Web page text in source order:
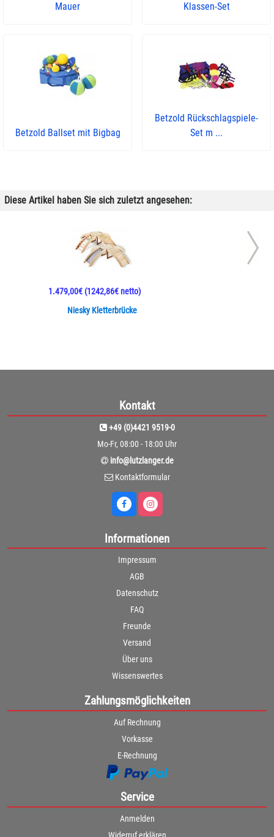
Mauer
Klassen-Set
Betzold Ballset mit Bigbag
Betzold Rückschlagspiele-
Set m ...
Diese Artikel haben Sie sich zuletzt angesehen:
Niesky Kletterbrücke
1.479,00€(1242,86€ netto)
Kontakt
+49 (0)4421 9519-0
Mo-Fr, 08:00 - 18:00 Uhr
info@lutzlanger.de
Kontaktformular
Informationen
Impressum
AGB
Datenschutz
FAQ
Freunde
Versand
Über uns
Wissenswertes
Zahlungsmöglichkeiten
Auf Rechnung
Vorkasse
E-Rechnung
Service
Anmelden
Widerruf erklären